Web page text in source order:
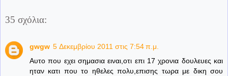
35 σχόλια:
gwgw 5 Δεκεμβρίου 2011 στις 7:54 π.μ.
Αυτο που εχει σημασια ειναι,οτι επι 17 χρονια δουλευες και
ηταν κατι που το ηθελες πολυ,επισης τωρα με δικη σου